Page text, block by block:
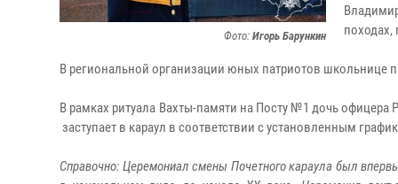
Фото: Игорь Барункин
В региональной организации юных патриотов
В рамках ритуала Вахты-памяти на Посту №1 дочь
заступает в караул в соответствии с установленным
Справочно: Церемониал смены Почетного караула был